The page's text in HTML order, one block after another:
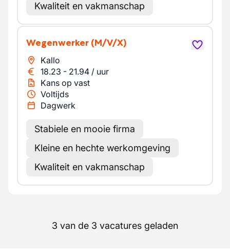
Kwaliteit en vakmanschap
Wegenwerker (M/V/X)
Kallo
18.23 - 21.94 / uur
Kans op vast
Voltijds
Dagwerk
Stabiele en mooie firma
Kleine en hechte werkomgeving
Kwaliteit en vakmanschap
3 van de 3 vacatures geladen